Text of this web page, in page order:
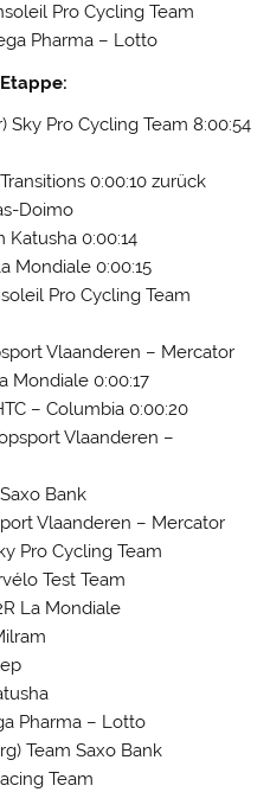
Pro Cycling Team
Pharma – Lotto
Sky Pro Cycling Team 8:00:54
0:00:10 zurück
Doimo
Katusha 0:00:14
Mondiale 0:00:15
Pro Cycling Team
Vlaanderen – Mercator
Mondiale 0:00:17
– Columbia 0:00:20
Vlaanderen –
Bank
Vlaanderen – Mercator
Pro Cycling Team
Test Team
La Mondiale
Pharma – Lotto
Team Saxo Bank
Team